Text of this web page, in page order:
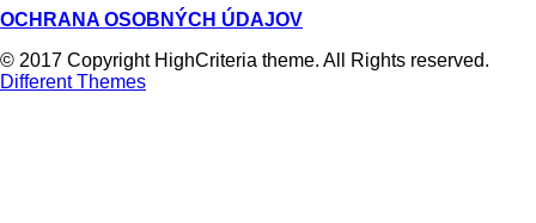
OCHRANA OSOBNÝCH ÚDAJOV
© 2017 Copyright HighCriteria theme. All Rights reserved.
Different Themes